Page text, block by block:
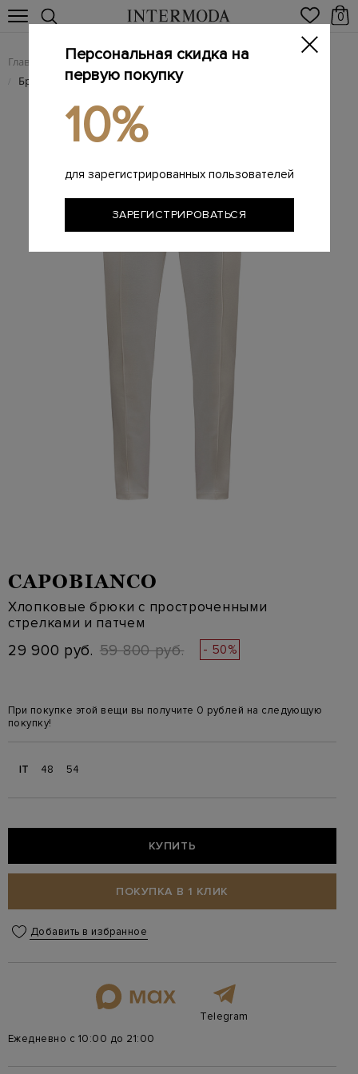
0
Главная Мужчинам / Одежда / Мужские брюки
/ Брендовые мужские брюки
CAPOBIANCO
Хлопковые брюки с простроченными
стрелками и патчем
29 900 руб. 59 800 руб. - 50%
При покупке этой вещи вы получите 0 рублей на следующую
покупку!
IT 48 54
КУПИТЬ
ПОКУПКА В 1 КЛИК
Добавить в избранное
Telegram
Ежедневно с 10:00 до 21:00
Персональная скидка на
первую покупку
10%
для зарегистрированных пользователей
ЗАРЕГИСТРИРОВАТЬСЯ